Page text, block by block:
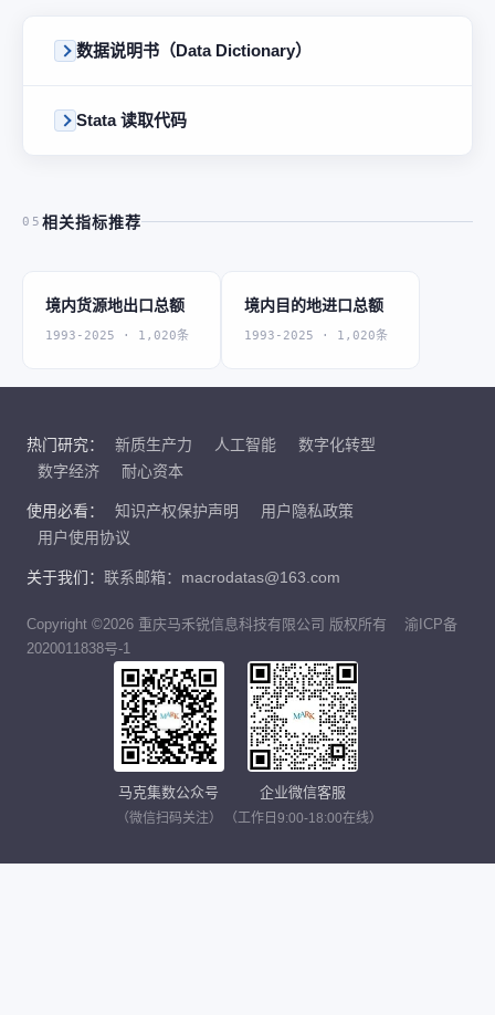
数据说明书（Data Dictionary）
Stata 读取代码
05 相关指标推荐
境内货源地出口总额
1993-2025 · 1,020条
境内目的地进口总额
1993-2025 · 1,020条
热门研究： 新质生产力 人工智能
数字化转型
数字经济
耐心资本
使用必看： 知识产权保护声明
用户隐私政策
用户使用协议
关于我们： 联系邮箱：macrodatas@163.com
Copyright ©2026 重庆马禾锐信息科技有限公司 版权所有
渝ICP备
2020011838号-1
马克集数公众号
（微信扫码关注）
企业微信客服
（工作日9:00-18:00在线）